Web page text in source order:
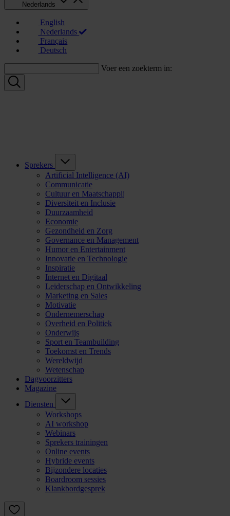
Nederlands
English
Nederlands
Français
Deutsch
Voer een zoekterm in:
Sprekers
Artificial Intelligence (AI)
Communicatie
Cultuur en Maatschappij
Diversiteit en Inclusie
Duurzaamheid
Economie
Gezondheid en Zorg
Governance en Management
Humor en Entertainment
Innovatie en Technologie
Inspiratie
Internet en Digitaal
Leiderschap en Ontwikkeling
Marketing en Sales
Motivatie
Ondernemerschap
Overheid en Politiek
Onderwijs
Sport en Teambuilding
Toekomst en Trends
Wereldwijd
Wetenschap
Dagvoorzitters
Magazine
Diensten
Workshops
AI workshop
Webinars
Sprekers trainingen
Online events
Hybride events
Bijzondere locaties
Boardroom sessies
Klankbordgesprek